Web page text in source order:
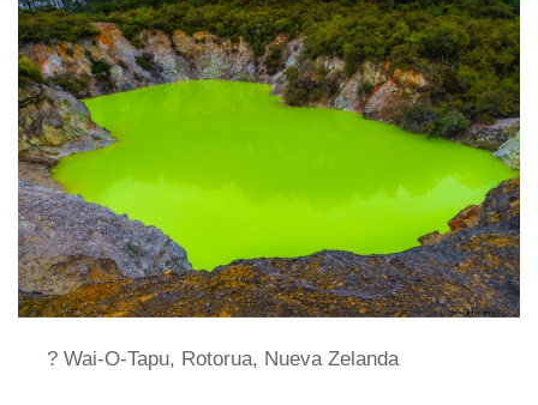
? Wai-O-Tapu, Rotorua, Nueva Zelanda